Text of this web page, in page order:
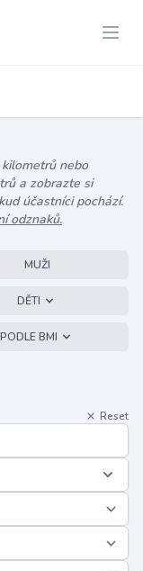
nebo
a zobrazte si
účastníci pochází.
odznaků.
MUŽI
DĚTI
PODLE BMI
Reset